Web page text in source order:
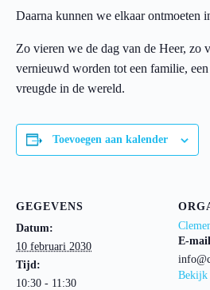
Daarna kunnen we elkaar ontmoeten
Zo vieren we de dag van de Heer, zo
vernieuwd worden tot een familie,
vreugde in de wereld.
Toevoegen aan kalender
GEGEVENS
Datum:
10 februari 2030
Tijd:
10:30 - 11:30
E-mail
Bekijk